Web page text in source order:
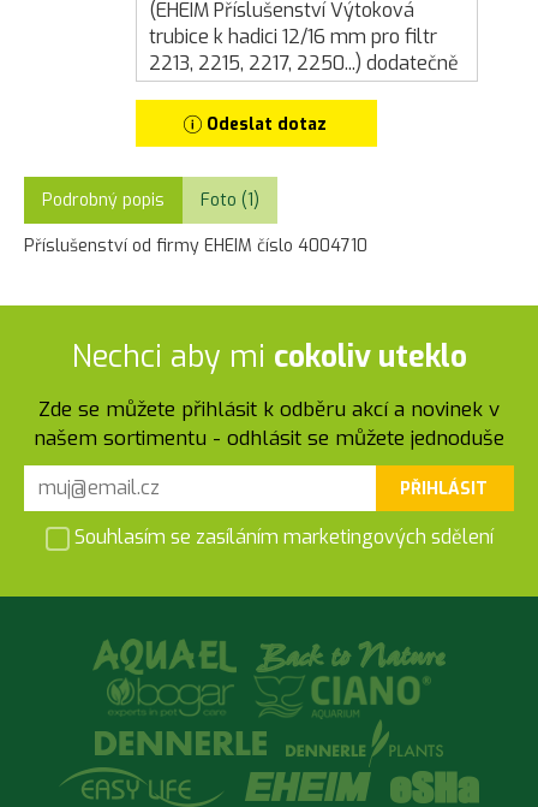
Odeslat dotaz
Podrobný popis
Foto (1)
Příslušenství od firmy EHEIM číslo 4004710
Nechci aby mi cokoliv uteklo
Zde se můžete přihlásit k odběru akcí a novinek v
našem sortimentu - odhlásit se můžete jednoduše
PŘIHLÁSIT
Souhlasím se zasíláním marketingových sdělení